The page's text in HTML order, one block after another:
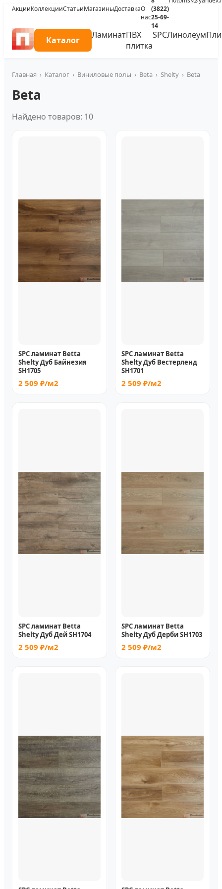
АкцииКоллекцииСтатьиМагазиныДоставкаО
нас
(3822)
25-69-
14
Каталог ЛаминатПВХ
плитка
SPCЛинолеум
Главная › Каталог › Виниловые полы › Beta › Shelty › Beta
Beta
Найдено товаров: 10
SPC ламинат Betta
Shelty Дуб Байнезия
SH1705
2 509 ₽/м2
SPC ламинат Betta
Shelty Дуб Вестерленд
SH1701
2 509 ₽/м2
SPC ламинат Betta
Shelty Дуб Дей SH1704
2 509 ₽/м2
SPC ламинат Betta
Shelty Дуб Дерби SH1703
2 509 ₽/м2